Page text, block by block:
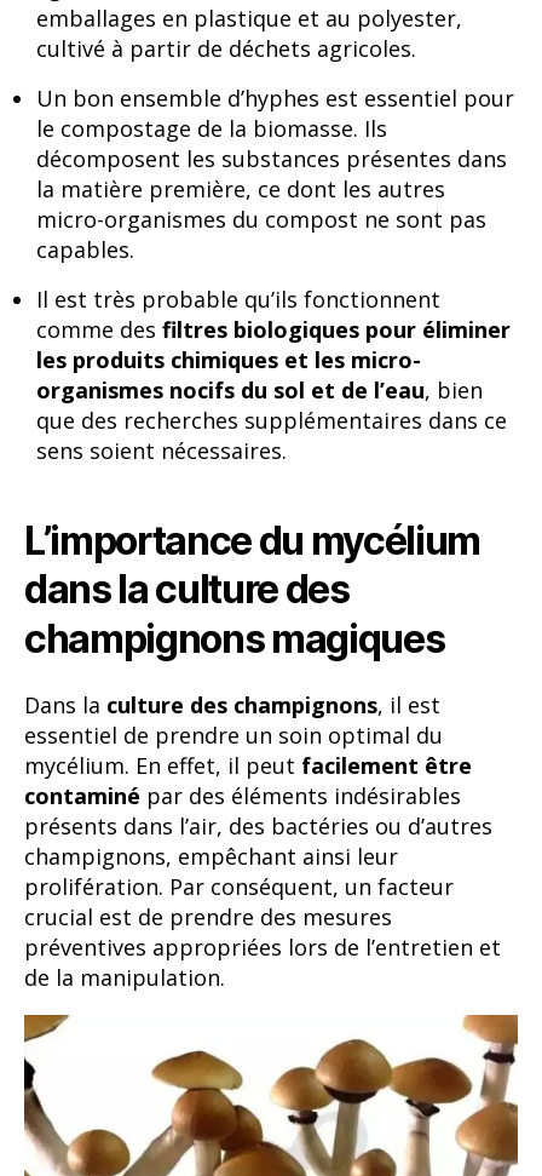
emballages en plastique et au polyester,
cultivé à partir de déchets agricoles.
Un bon ensemble d’hyphes est essentiel pour
le compostage de la biomasse. Ils
décomposent les substances présentes dans
la matière première, ce dont les autres
micro-organismes du compost ne sont pas
capables.
Il est très probable qu’ils fonctionnent
comme des filtres biologiques pour éliminer
les produits chimiques et les micro-
organismes nocifs du sol et de l’eau, bien
que des recherches supplémentaires dans ce
sens soient nécessaires.
L’importance du mycélium
dans la culture des
champignons magiques
Dans la culture des champignons, il est
essentiel de prendre un soin optimal du
mycélium. En effet, il peut facilement être
contaminé par des éléments indésirables
présents dans l’air, des bactéries ou d’autres
champignons, empêchant ainsi leur
prolifération. Par conséquent, un facteur
crucial est de prendre des mesures
préventives appropriées lors de l’entretien et
de la manipulation.